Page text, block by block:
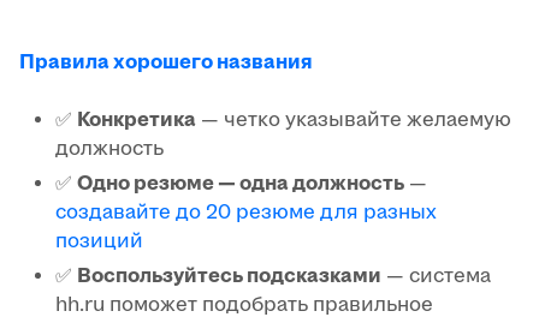
Правила хорошего названия
✅ Конкретика — четко указывайте желаемую
должность
✅ Одно резюме — одна должность —
создавайте до 20 резюме для разных
позиций
✅ Воспользуйтесь подсказками — система
hh.ru поможет подобрать правильное